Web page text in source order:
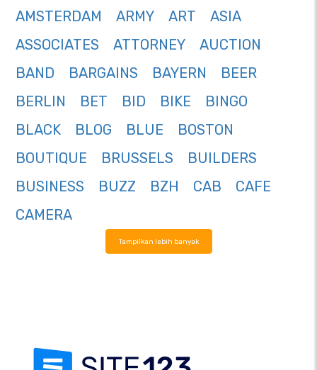
AMSTERDAM
ARMY ART
ASIA
ASSOCIATES
ATTORNEY
AUCTION
BAND
BARGAINS BAYERN
BEER
BERLIN
BET BID BIKE
BINGO
BLACK
BLOG BLUE
BOSTON
BOUTIQUE
BRUSSELS
BUILDERS
BUSINESS
BUZZ BZH CAB
CAFE
CAMERA
Tampilkan lebih banyak